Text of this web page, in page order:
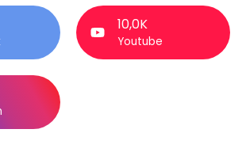
10,0K
Youtube